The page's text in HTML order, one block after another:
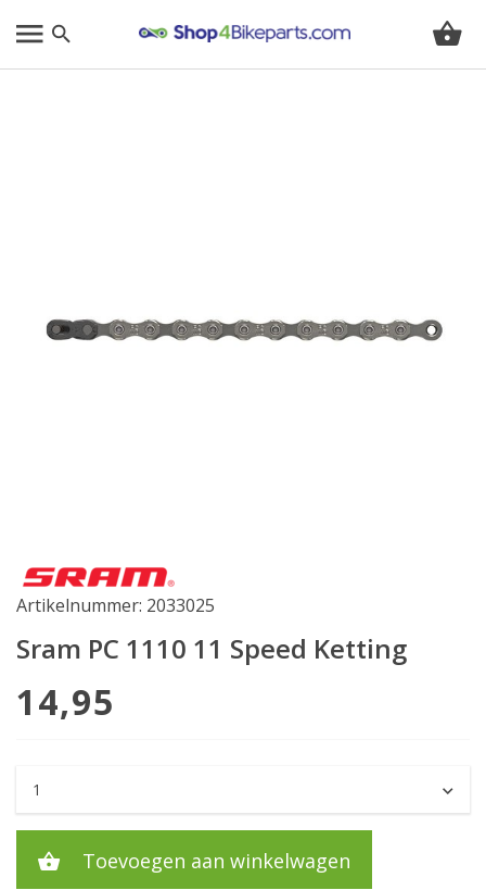
Artikelnummer: 2033025
Sram PC 1110 11 Speed Ketting
14,95
Toevoegen aan winkelwagen